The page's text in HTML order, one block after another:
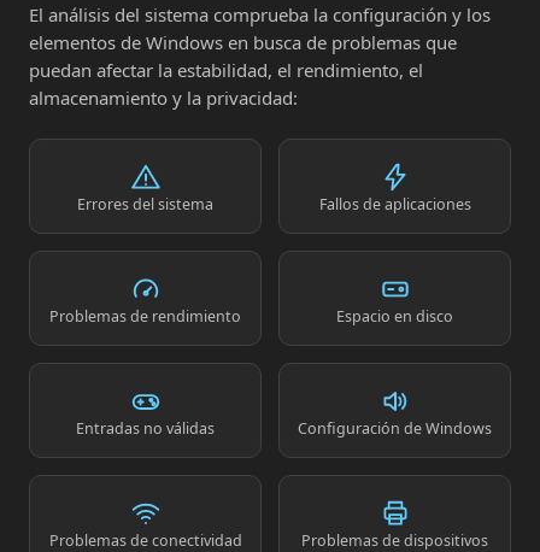
El análisis del sistema comprueba la configuración y los
elementos de Windows en busca de problemas que
puedan afectar la estabilidad, el rendimiento, el
almacenamiento y la privacidad:
Errores del sistema Fallos de aplicaciones
Problemas de rendimiento Espacio en disco
Entradas no válidas Configuración de Windows
Problemas de conectividad Problemas de dispositivos